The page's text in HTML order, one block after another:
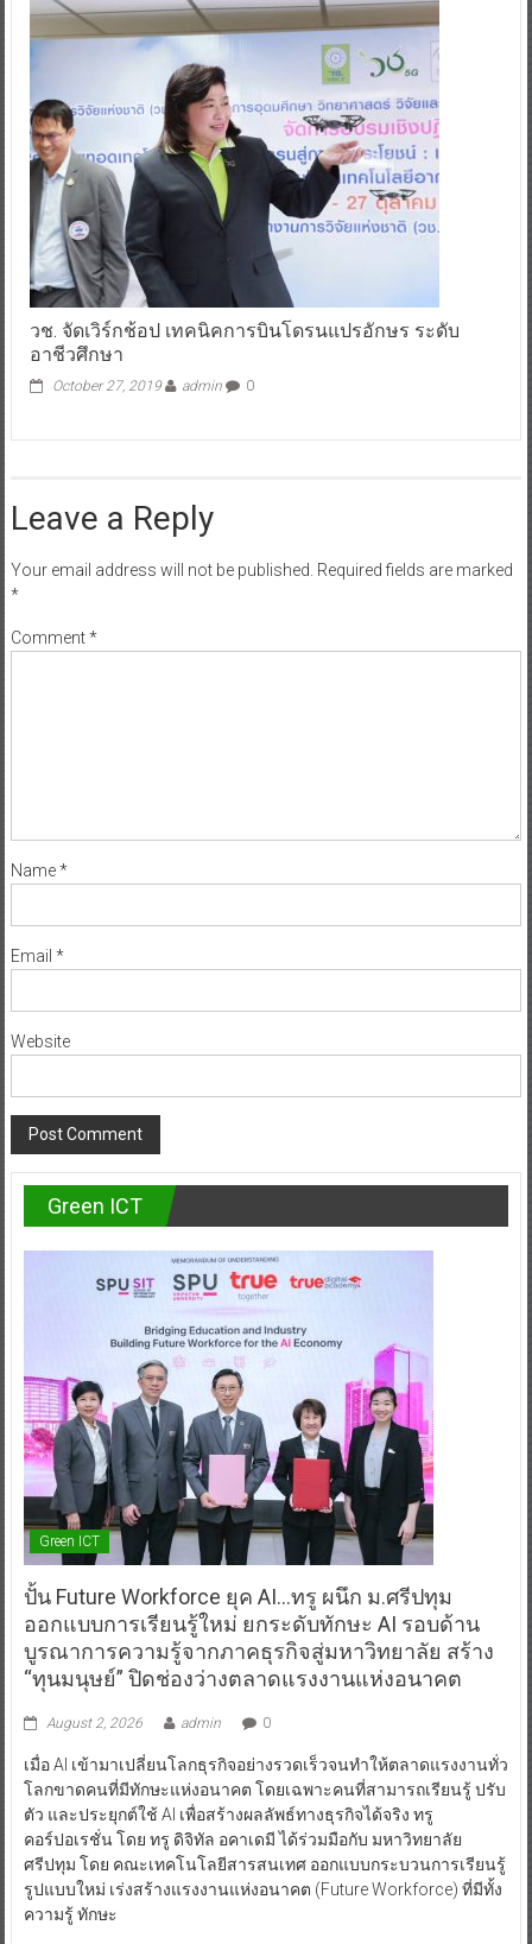
วช. จัดเวิร์กช้อป เทคนิคการบินโดรนแปรอักษร ระดับ
อาชีวศึกษา
October 27, 2019 admin 0
Leave a Reply
Your email address will not be published. Required fields are marked
*
Comment*
Name*
Email *
Website
Green ICT
Green ICT
ปั้น Future Workforce ยุค AI…ทรู ผนึก ม.ศรีปทุม
ออกแบบการเรียนรู้ใหม่ ยกระดับทักษะ AI รอบด้าน
บูรณาการความรู้จากภาคธุรกิจสู่มหาวิทยาลัย สร้าง
“ทุนมนุษย์” ปิดช่องว่างตลาดแรงงานแห่งอนาคต
August 2, 2026 admin 0
เมื่อ AI เข้ามาเปลี่ยนโลกธุรกิจอย่างรวดเร็วจนทำให้ตลาดแรงงานทั่ว
โลกขาดคนที่มีทักษะแห่งอนาคต โดยเฉพาะคนที่สามารถเรียนรู้ ปรับ
ตัว และประยุกต์ใช้ AI เพื่อสร้างผลลัพธ์ทางธุรกิจได้จริง ทรู
คอร์ปอเรชั่น โดย ทรู ดิจิทัล อคาเดมี ได้ร่วมมือกับ มหาวิทยาลัย
ศรีปทุม โดย คณะเทคโนโลยีสารสนเทศ ออกแบบกระบวนการเรียนรู้
รูปแบบใหม่ เร่งสร้างแรงงานแห่งอนาคต (Future Workforce) ที่มีทั้ง
ความรู้ ทักษะ